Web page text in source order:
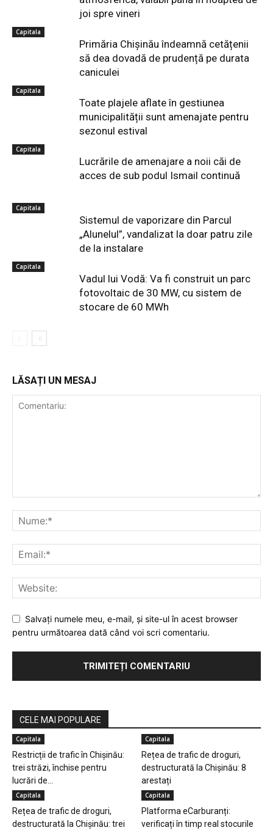
joi spre vineri
Capitala
Primăria Chișinău îndeamnă cetățenii
să dea dovadă de prudență pe durata
caniculei
Capitala
Toate plajele aflate în gestiunea
municipalității sunt amenajate pentru
sezonul estival
Capitala
Lucrările de amenajare a noii căi de
acces de sub podul Ismail continuă
Capitala
Sistemul de vaporizare din Parcul
„Alunelul”, vandalizat la doar patru zile
de la instalare
Capitala
Vadul lui Vodă: Va fi construit un parc
fotovoltaic de 30 MW, cu sistem de
stocare de 60 MWh
LĂSAȚI UN MESAJ
Salvaţi numele meu, e-mail, şi site-ul în acest browser
pentru următoarea dată când voi scri comentariu.
CELE MAI POPULARE
Capitala
Restricții de trafic în Chișinău:
trei străzi, închise pentru
lucrări de...
Capitala
Rețea de trafic de droguri,
destructurată la Chișinău: 8
arestați
Capitala
Rețea de trafic de droguri,
destructurată la Chișinău: trei
Capitala
Platforma eCarburanți:
verificați în timp real stocurile